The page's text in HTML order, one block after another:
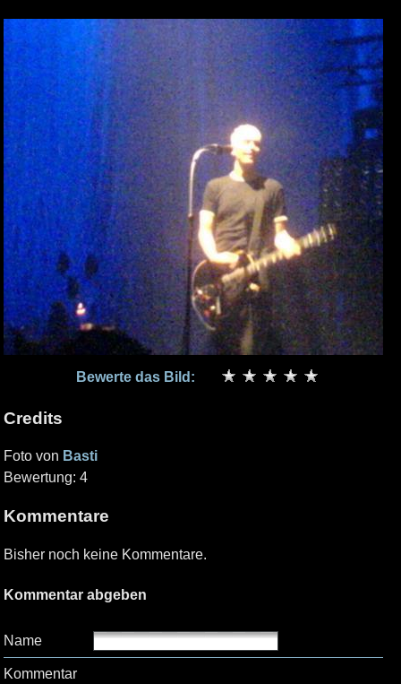
Bewerte das Bild:
Credits
Foto von Basti
Bewertung: 4
Kommentare
Bisher noch keine Kommentare.
Kommentar abgeben
Name
Kommentar